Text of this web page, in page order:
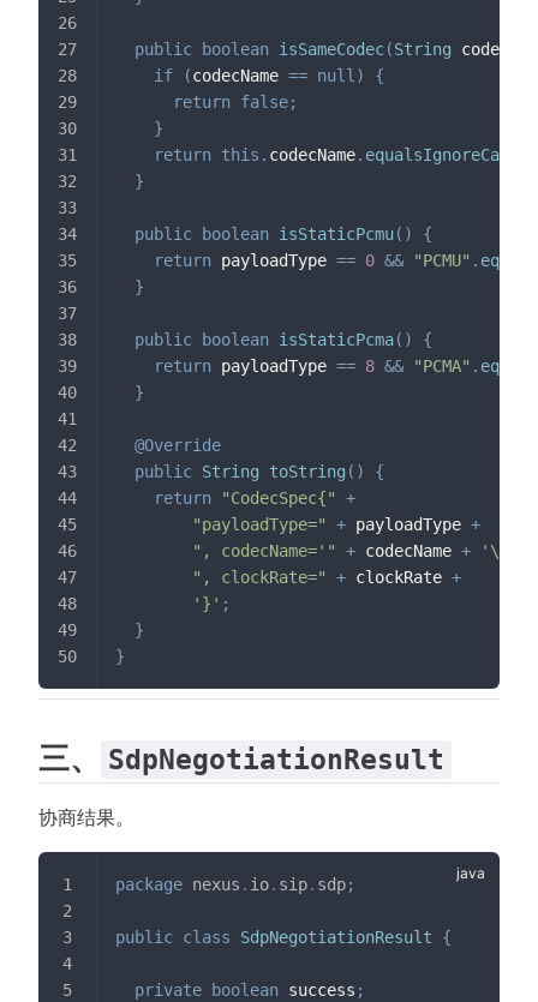
public boolean isSameCodec(String
if
(codecName == null )
{
return false;
}
return this . codecName. equalsIgnoreCase
}
public boolean isStaticPcmu( )
{
return payloadType == 0 && "PCMU" .
}
public boolean isStaticPcma( )
{
return payloadType == 8 && "PCMA" .
}
@Override
public String toString ( )
{
return
"CodecSpec{"
+
"payloadType="
+ payloadType +
", codecName='"
+ codecName + '\''
", clockRate="
+ clockRate +
'}' ;
}
}
三、 SdpNegotiationResult
协商结果。
package nexus . io. sip. sdp;
public class SdpNegotiationResult {
private boolean success ;